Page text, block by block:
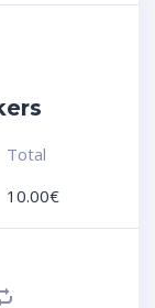
Total
10.00€